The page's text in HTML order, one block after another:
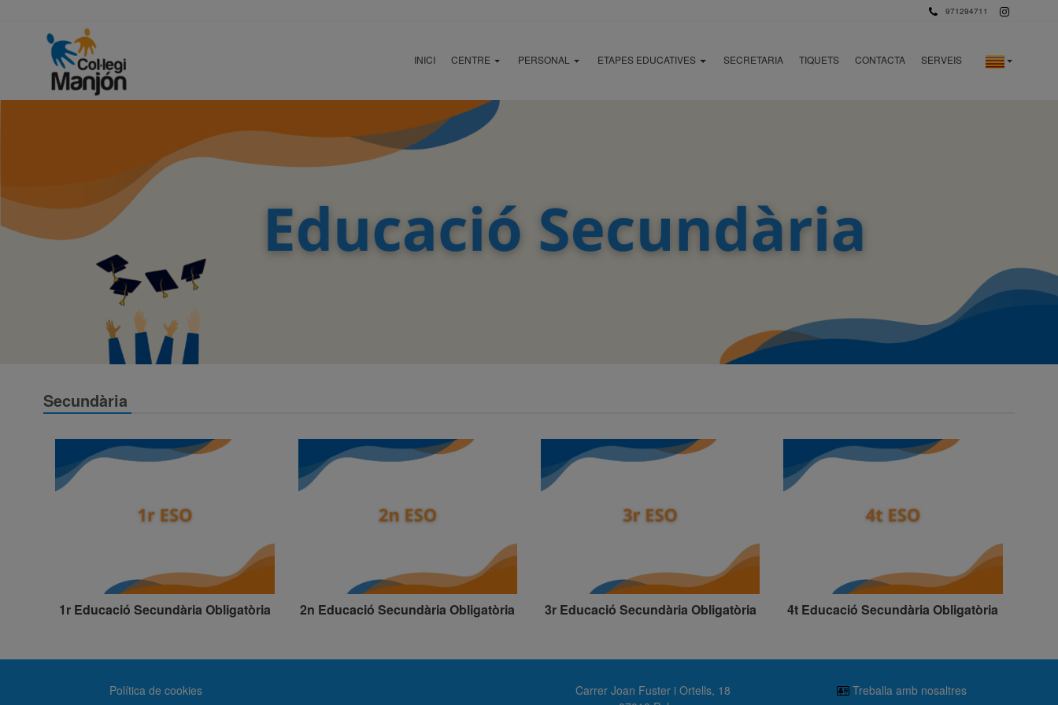
971294711
INICI CENTRE PERSONAL ETAPES EDUCATIVES SECRETARIA TIQUETS CONTACTA SERVEIS
Secundària
1r Educació Secundària Obligatòria 2n Educació Secundària Obligatòria 3r Educació Secundària Obligatòria 4t Educació Secundària Obligatòria
Política de cookies
Carrer Joan Fuster i Ortells, 18
Treballa amb nosaltres